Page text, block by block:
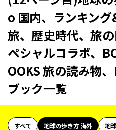
o 国内、ランキン
旅、歴史時代、旅
ペシャルコラボ、
OOKS 旅の読み物
ブック一覧
すべて 地球の歩き方 海外
地